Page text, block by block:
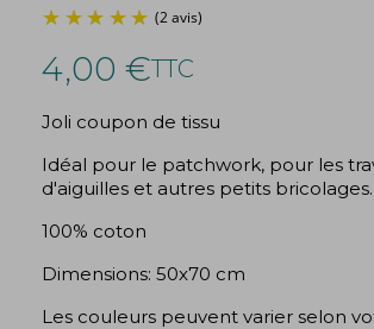
(2 avis)
4,00 €TTC
Joli coupon de tissu
Idéal pour le patchwork, pour les
d'aiguilles et autres petits bricolages.
100% coton
Dimensions: 50x70 cm
Les couleurs peuvent varier selon